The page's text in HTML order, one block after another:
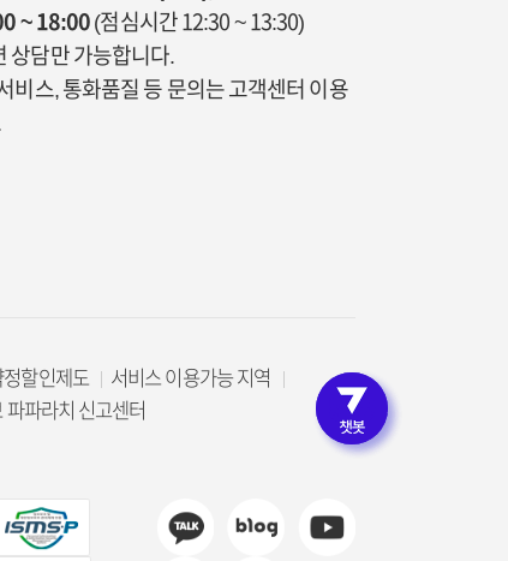
고객인증 없이 편리한 상
~ 18:00 (점심시간 12:30 ~ 13:30)
상담만 가능합니다.
비스, 통화품질 등 문의는 고객센터 이용
정할인제도
서비스 이용가능 지역
파파라치 신고센터